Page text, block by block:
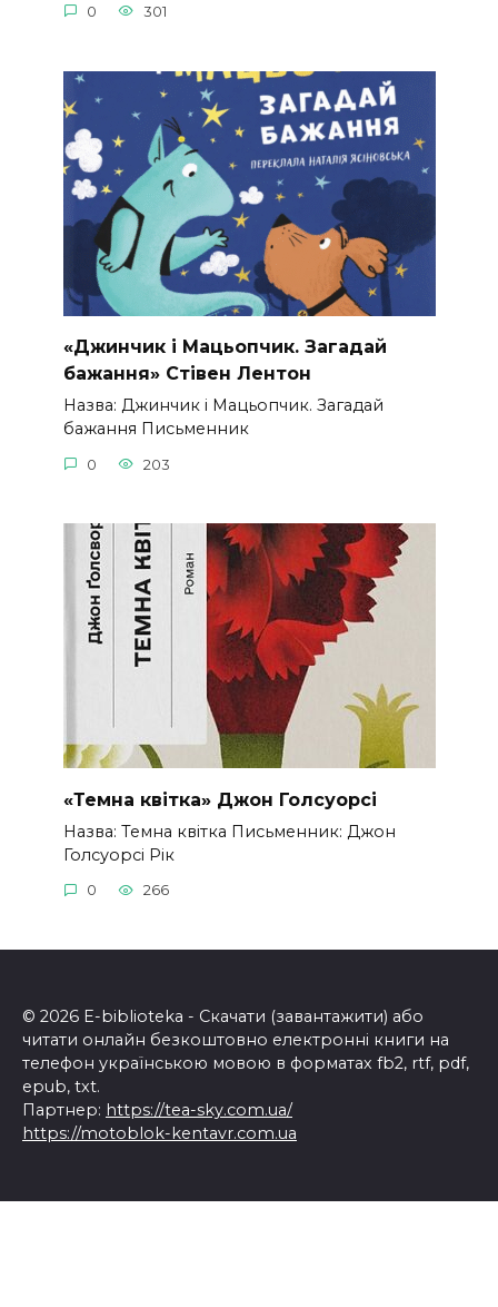
0 301
«Джинчик і Мацьопчик. Загадай
бажання» Стівен Лентон
Назва: Джинчик і Мацьопчик. Загадай
бажання Письменник
0 203
«Темна квітка» Джон Голсуорсі
Назва: Темна квітка Письменник: Джон
Голсуорсі Рік
0 266
© 2026 E-biblioteka - Скачати (завантажити) або
читати онлайн безкоштовно електронні книги на
телефон українською мовою в форматах fb2, rtf, pdf,
epub, txt.
Партнер: https://tea-sky.com.ua/
https://motoblok-kentavr.com.ua